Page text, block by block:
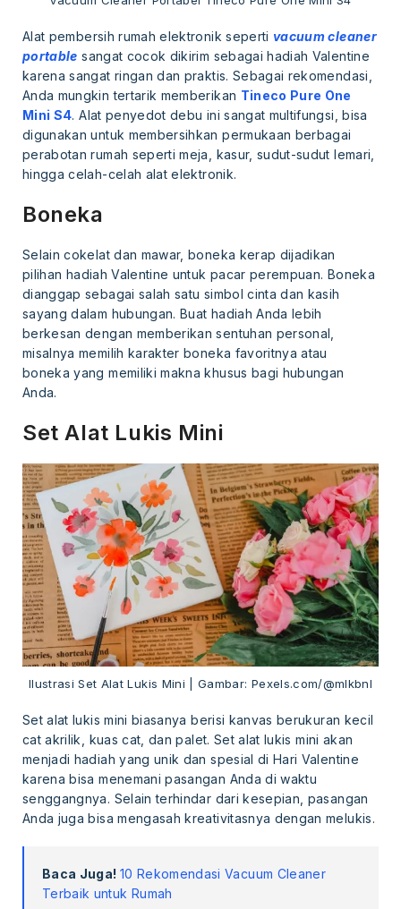
Alat pembersih rumah elektronik seperti vacuum cleaner
portable sangat cocok dikirim sebagai hadiah Valentine
karena sangat ringan dan praktis. Sebagai rekomendasi,
Anda mungkin tertarik memberikan Tineco Pure One
Mini S4. Alat penyedot debu ini sangat multifungsi, bisa
digunakan untuk membersihkan permukaan berbagai
perabotan rumah seperti meja, kasur, sudut-sudut lemari,
hingga celah-celah alat elektronik.
Boneka
Selain cokelat dan mawar, boneka kerap dijadikan
pilihan hadiah Valentine untuk pacar perempuan. Boneka
dianggap sebagai salah satu simbol cinta dan kasih
sayang dalam hubungan. Buat hadiah Anda lebih
berkesan dengan memberikan sentuhan personal,
misalnya memilih karakter boneka favoritnya atau
boneka yang memiliki makna khusus bagi hubungan
Anda.
Set Alat Lukis Mini
Ilustrasi Set Alat Lukis Mini | Gambar: Pexels.com/@mlkbnl
Set alat lukis mini biasanya berisi kanvas berukuran kecil
cat akrilik, kuas cat, dan palet. Set alat lukis mini akan
menjadi hadiah yang unik dan spesial di Hari Valentine
karena bisa menemani pasangan Anda di waktu
senggangnya. Selain terhindar dari kesepian, pasangan
Anda juga bisa mengasah kreativitasnya dengan melukis.
Baca Juga! 10 Rekomendasi Vacuum Cleaner
Terbaik untuk Rumah